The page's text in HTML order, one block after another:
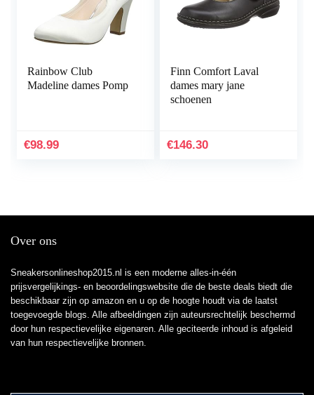
Rainbow Club
Madeline dames Pomp
€98.99
Finn Comfort Laval
dames mary jane
schoenen
€146.30
Over ons
Sneakersonlineshop2015.nl is een moderne alles-in-één
prijsvergelijkings- en beoordelingswebsite die de beste deals biedt die
beschikbaar zijn op amazon en u op de hoogte houdt via de laatst
toegevoegde blogs. Alle afbeeldingen zijn auteursrechtelijk beschermd
door hun respectievelijke eigenaren. Alle geciteerde inhoud is afgeleid
van hun respectievelijke bronnen.